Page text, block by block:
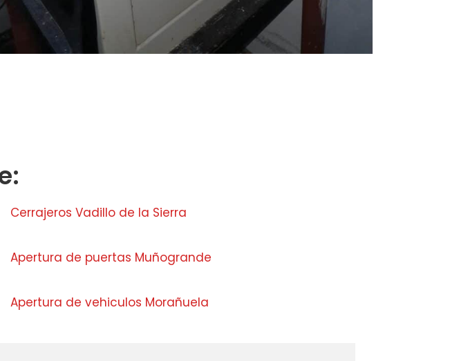
Cerrajeros Vadillo de la Sierra
Apertura de puertas Muñogrande
Apertura de vehiculos Morañuela